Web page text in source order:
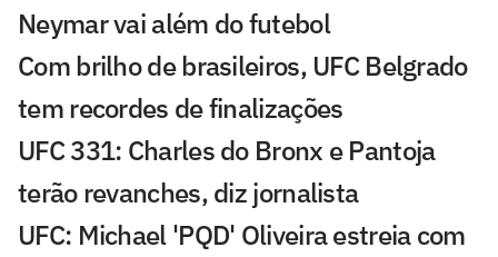
Neymar vai além do futebol
Com brilho de brasileiros, UFC Belgrado
tem recordes de finalizações
UFC 331: Charles do Bronx e Pantoja
terão revanches, diz jornalista
UFC: Michael 'PQD' Oliveira estreia com